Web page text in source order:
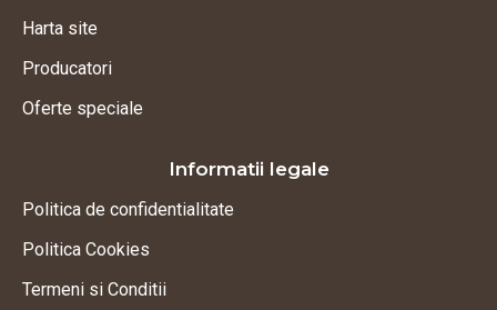
Harta site
Producatori
Oferte speciale
Informatii legale
Politica de confidentialitate
Politica Cookies
Termeni si Conditii